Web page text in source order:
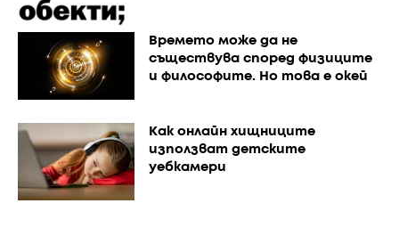
Времето може да не
съществува според физиците
и философите. Но това е окей
Как онлайн хищниците
използват детските
уебкамери